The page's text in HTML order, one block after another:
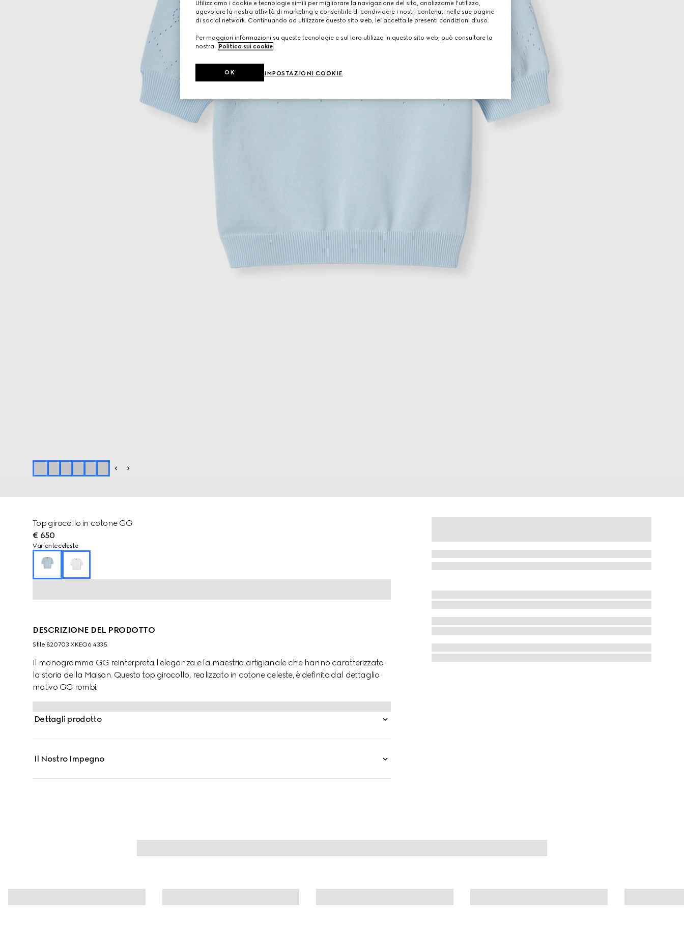
Top girocollo in cotone GG
€ 650
Varianteceleste
DESCRIZIONE DEL PRODOTTO
Stile ‎820703 XKEO6 4335
Il monogramma GG reinterpreta l'eleganza e la maestria artigianale che hanno caratterizzato
la storia della Maison. Questo top girocollo, realizzato in cotone celeste, è definito dal dettaglio
motivo GG rombi.
Dettagli prodotto
Il Nostro Impegno
Utilizziamo i cookie e tecnologie simili per migliorare la navigazione del sito, analizzarne l'utilizzo,
agevolare la nostra attività di marketing e consentirle di condividere i nostri contenuti nelle sue pagine
di social network. Continuando ad utilizzare questo sito web, lei accetta le presenti condizioni d'uso.
Per maggiori informazioni su queste tecnologie e sul loro utilizzo in questo sito web, può consultare la
nostra
Politica sui cookie.
IMPOSTAZIONI COOKIE
OK